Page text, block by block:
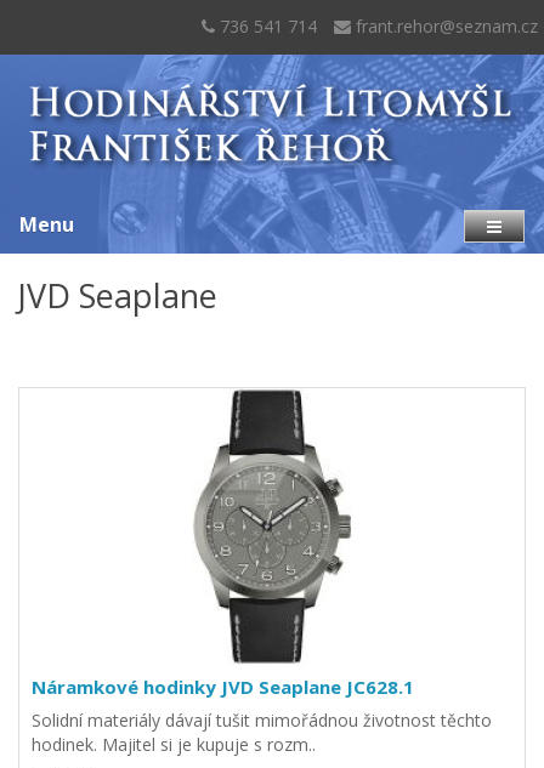
736 541 714 frant.rehor@seznam.cz
Menu
JVD Seaplane
Náramkové hodinky JVD Seaplane JC628.1
Solidní materiály dávají tušit mimořádnou životnost těchto
hodinek. Majitel si je kupuje s rozm..